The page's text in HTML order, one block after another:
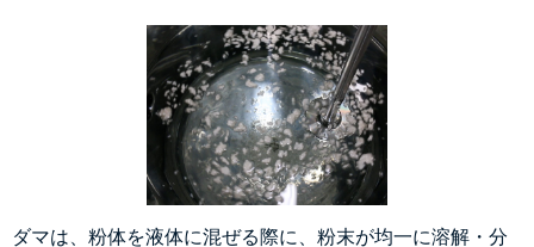
ダマは、粉体を液体に混ぜる際に、粉末が均一に溶解・分